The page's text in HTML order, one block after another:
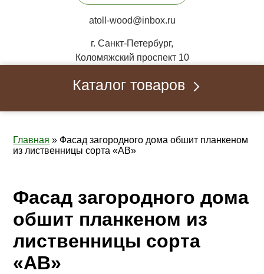
atoll-wood@inbox.ru
г. Санкт-Петербург,
Коломяжский проспект 10
Каталог товаров
Главная » Фасад загородного дома обшит планкеном
из лиственницы сорта «АВ»
Фасад загородного дома
обшит планкеном из
лиственницы сорта
«АВ»